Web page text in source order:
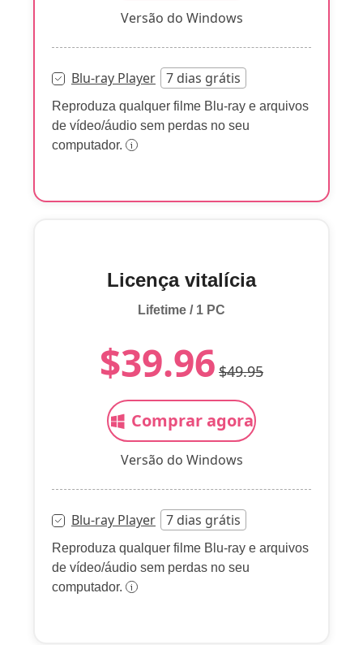
Licença vitalícia
Lifetime / 1 PC
$39.96 $49.95
Comprar agora
Versão do Windows
Blu-ray Player 7 dias grátis
Reproduza qualquer filme Blu-ray e arquivos
de vídeo/áudio sem perdas no seu
computador.
Versão do Windows
Blu-ray Player 7 dias grátis
Reproduza qualquer filme Blu-ray e arquivos
de vídeo/áudio sem perdas no seu
computador.